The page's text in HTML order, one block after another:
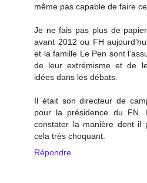
même pas capable de faire
Je ne fais pas plus de
avant 2012 ou FH
et la famille Le Pen sont
de leur extrémisme et de
idées dans les débats.
Il était son directeur de
pour la présidence du FN.
constater la manière dont il
cela très choquant.
Répondre